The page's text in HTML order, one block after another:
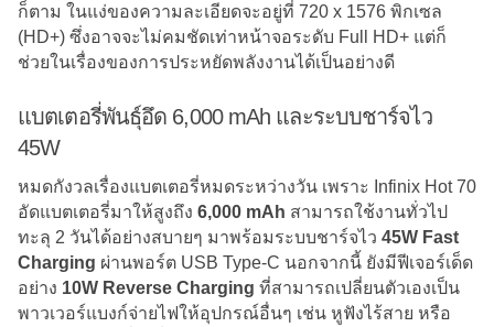
ก็ตาม ในแง่ของความละเอียดจะอยู่ที่ 720 x 1576 พิกเซล
(HD+) ซึ่งอาจจะไม่คมชัดเท่าหน้าจอระดับ Full HD+ แต่ก็
ช่วยในเรื่องของการประหยัดพลังงานได้เป็นอย่างดี
แบตเตอรี่พันธุ์อึด 6,000 mAh และระบบชาร์จไว
45W
หมดกังวลเรื่องแบตเตอรี่หมดระหว่างวัน เพราะ Infinix Hot 70
อัดแบตเตอรี่มาให้สูงถึง 6,000 mAh สามารถใช้งานทั่วไป
ทะลุ 2 วันได้อย่างสบายๆ มาพร้อมระบบชาร์จไว 45W Fast
Charging ผ่านพอร์ต USB Type-C นอกจากนี้ ยังมีฟีเจอร์เด็ด
อย่าง 10W Reverse Charging ที่สามารถเปลี่ยนตัวเองเป็น
พาวเวอร์แบงก์จ่ายไฟให้อุปกรณ์อื่นๆ เช่น หูฟังไร้สาย หรือ